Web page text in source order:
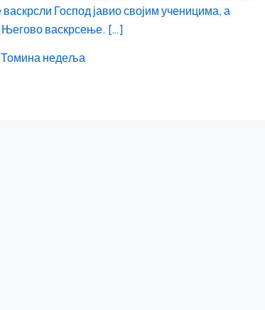
Господ јавио својим ученицима, а
Његово васкрсење. […]
Томина недеља